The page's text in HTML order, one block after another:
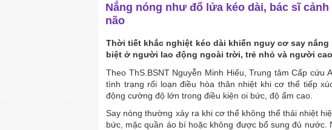
Nắng nóng như đổ lửa kéo dài, bác sĩ
não
Thời tiết khắc nghiệt kéo dài khiến nguy cơ say
biệt ở người lao động ngoài trời, trẻ nhỏ và người
Theo ThS.BSNT Nguyễn Minh Hiếu, Trung tâm Cấp cứu
tình trạng rối loạn điều hòa thân nhiệt khi cơ thể tiếp
động cường độ lớn trong điều kiện oi bức, độ ẩm cao.
Say nóng thường xảy ra khi cơ thể không thể thải nhiệt
bức, mặc quần áo bí hoặc không được bổ sung đủ